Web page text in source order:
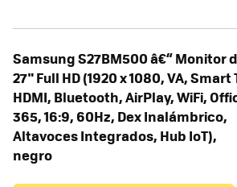
Samsung S27BM500 â€“ Monitor
27" Full HD (1920 x 1080, VA, Smart
HDMI, Bluetooth, AirPlay, WiFi,
365, 16:9, 60Hz, Dex Inalámbrico,
Altavoces Integrados, Hub IoT),
negro